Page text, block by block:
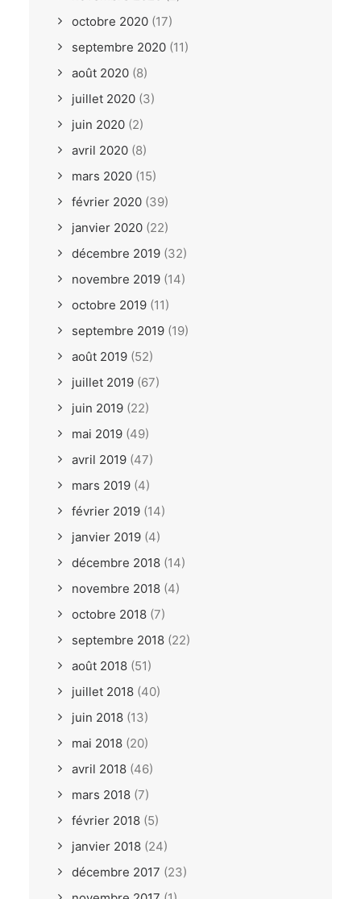
octobre 2020 (17)
septembre 2020 (11)
août 2020 (8)
juillet 2020 (3)
juin 2020 (2)
avril 2020 (8)
mars 2020 (15)
février 2020 (39)
janvier 2020 (22)
décembre 2019 (32)
novembre 2019 (14)
octobre 2019 (11)
septembre 2019 (19)
août 2019 (52)
juillet 2019 (67)
juin 2019 (22)
mai 2019 (49)
avril 2019 (47)
mars 2019 (4)
février 2019 (14)
janvier 2019 (4)
décembre 2018 (14)
novembre 2018 (4)
octobre 2018 (7)
septembre 2018 (22)
août 2018 (51)
juillet 2018 (40)
juin 2018 (13)
mai 2018 (20)
avril 2018 (46)
mars 2018 (7)
février 2018 (5)
janvier 2018 (24)
décembre 2017 (23)